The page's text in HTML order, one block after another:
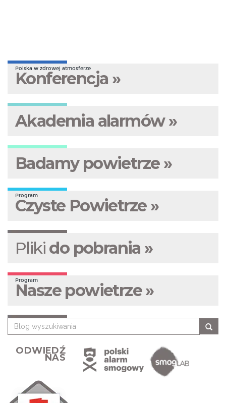
Polska w zdrowej atmosferze
Konferencja »
Akademia alarmów »
Badamy powietrze »
Program
Czyste Powietrze »
Pliki do pobrania »
Program
Nasze powietrze »
ODWIEDŹ
NAS